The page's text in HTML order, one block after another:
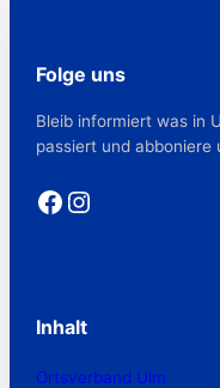
Folge uns
Bleib informiert was in
passiert und abboniere
Facebook Instagram
Inhalt
Ortsverband Ulm